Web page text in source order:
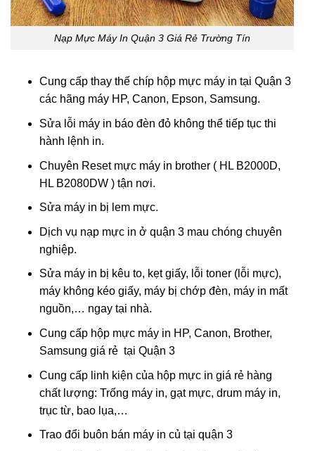
Nạp Mực Máy In Quận 3 Giá Rẻ Trường Tín
Cung cấp thay thế chíp hộp mực máy in tại Quận 3
các hãng máy HP, Canon, Epson, Samsung.
Sửa lỗi máy in báo đèn đỏ không thể tiếp tục thi
hành lệnh in.
Chuyên Reset mực máy in brother ( HL B2000D,
HL B2080DW ) tận nơi.
Sửa máy in bị lem mực.
Dịch vụ nạp mực in ở quận 3 mau chóng chuyên
nghiệp.
Sửa máy in bị kêu to, kẹt giấy, lỗi toner (lỗi mực),
máy không kéo giấy, máy bị chớp đèn, máy in mất
nguồn,… ngay tại nhà.
Cung cấp hộp mực máy in HP, Canon, Brother,
Samsung giá rẻ tại Quận 3
Cung cấp linh kiện của hộp mực in giá rẻ hàng
chất lượng: Trống máy in, gạt mực, drum máy in,
trục từ, bao lụa,…
Trao đổi buôn bán máy in củ tại quận 3